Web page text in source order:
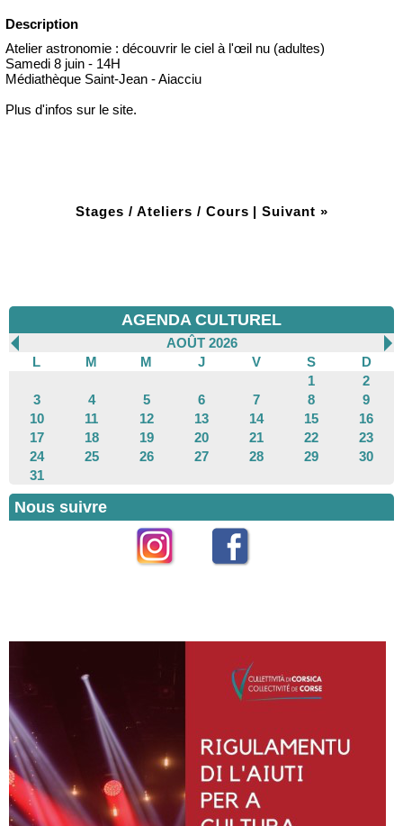
Description
Atelier astronomie : découvrir le ciel à l'œil nu (adultes)
Samedi 8 juin - 14H
Médiathèque Saint-Jean - Aiacciu
Plus d'infos sur le site.
Stages / Ateliers / Cours | Suivant »
AGENDA CULTUREL
AOÛT 2026
L
M M J V S
D
1
2
3
4 5 6 7 8
9
10
11 12 13 14 15
16
17
18 19 20 21 22
23
24
25 26 27 28 29
30
31
Nous suivre